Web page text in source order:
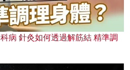
病 針灸如何透過解筋結 精準調